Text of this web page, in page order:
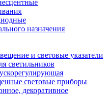
назначения
и световые указатели
светильников
световые приборы
декоративное